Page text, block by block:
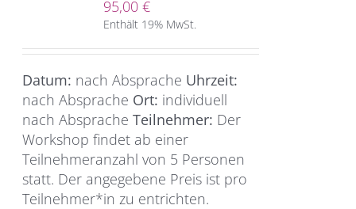
95,00€
Enthält 19% MwSt.
Datum: nach Absprache Uhrzeit:
nach Absprache Ort: individuell
nach AbspracheTeilnehmer: Der
Workshop findet ab einer
Teilnehmeranzahl von 5 Personen
statt. Der angegebene Preis ist pro
Teilnehmer*in zu entrichten.